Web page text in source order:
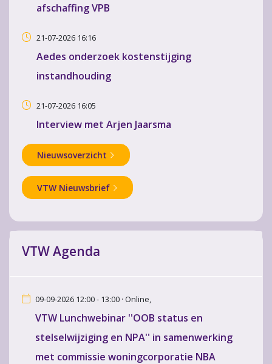
afschaffing VPB
21-07-2026 16:16
Aedes onderzoek kostenstijging
instandhouding
21-07-2026 16:05
Interview met Arjen Jaarsma
Nieuwsoverzicht
VTW Nieuwsbrief
VTW Agenda
09-09-2026 12:00 - 13:00 · Online,
VTW Lunchwebinar ''OOB status en
stelselwijziging en NPA'' in samenwerking
met commissie woningcorporatie NBA